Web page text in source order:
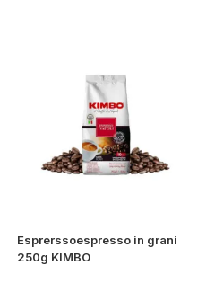
Esprerssoespresso in grani
250g KIMBO